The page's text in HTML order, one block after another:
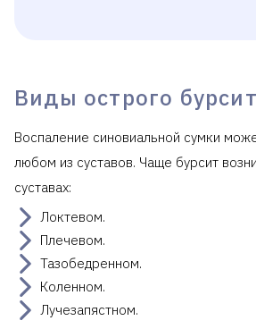
Виды острого
Воспаление синовиальной сумки
любом из суставов. Чаще бурсит
суставах:
Локтевом.
Плечевом.
Тазобедренном.
Коленном.
Лучезапястном.